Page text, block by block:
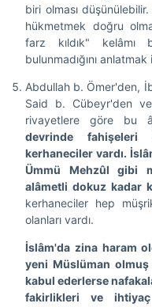
biri olması
hükmetmek doğru
farz kıldık"
bulunmadığını
Abdullah b. Ömer'den,
Said b. Cübeyr'den
rivayetlere göre bu
devrinde fahişeleri
kerhaneciler vardı.
Ümmü Mehzûl gibi
alâmetli dokuz kadar
kerhaneciler hep
olanları vardı.
İslâm'da zina haram
yeni Müslüman
kabul ederlerse
fakirlikleri ve ihtiyaç